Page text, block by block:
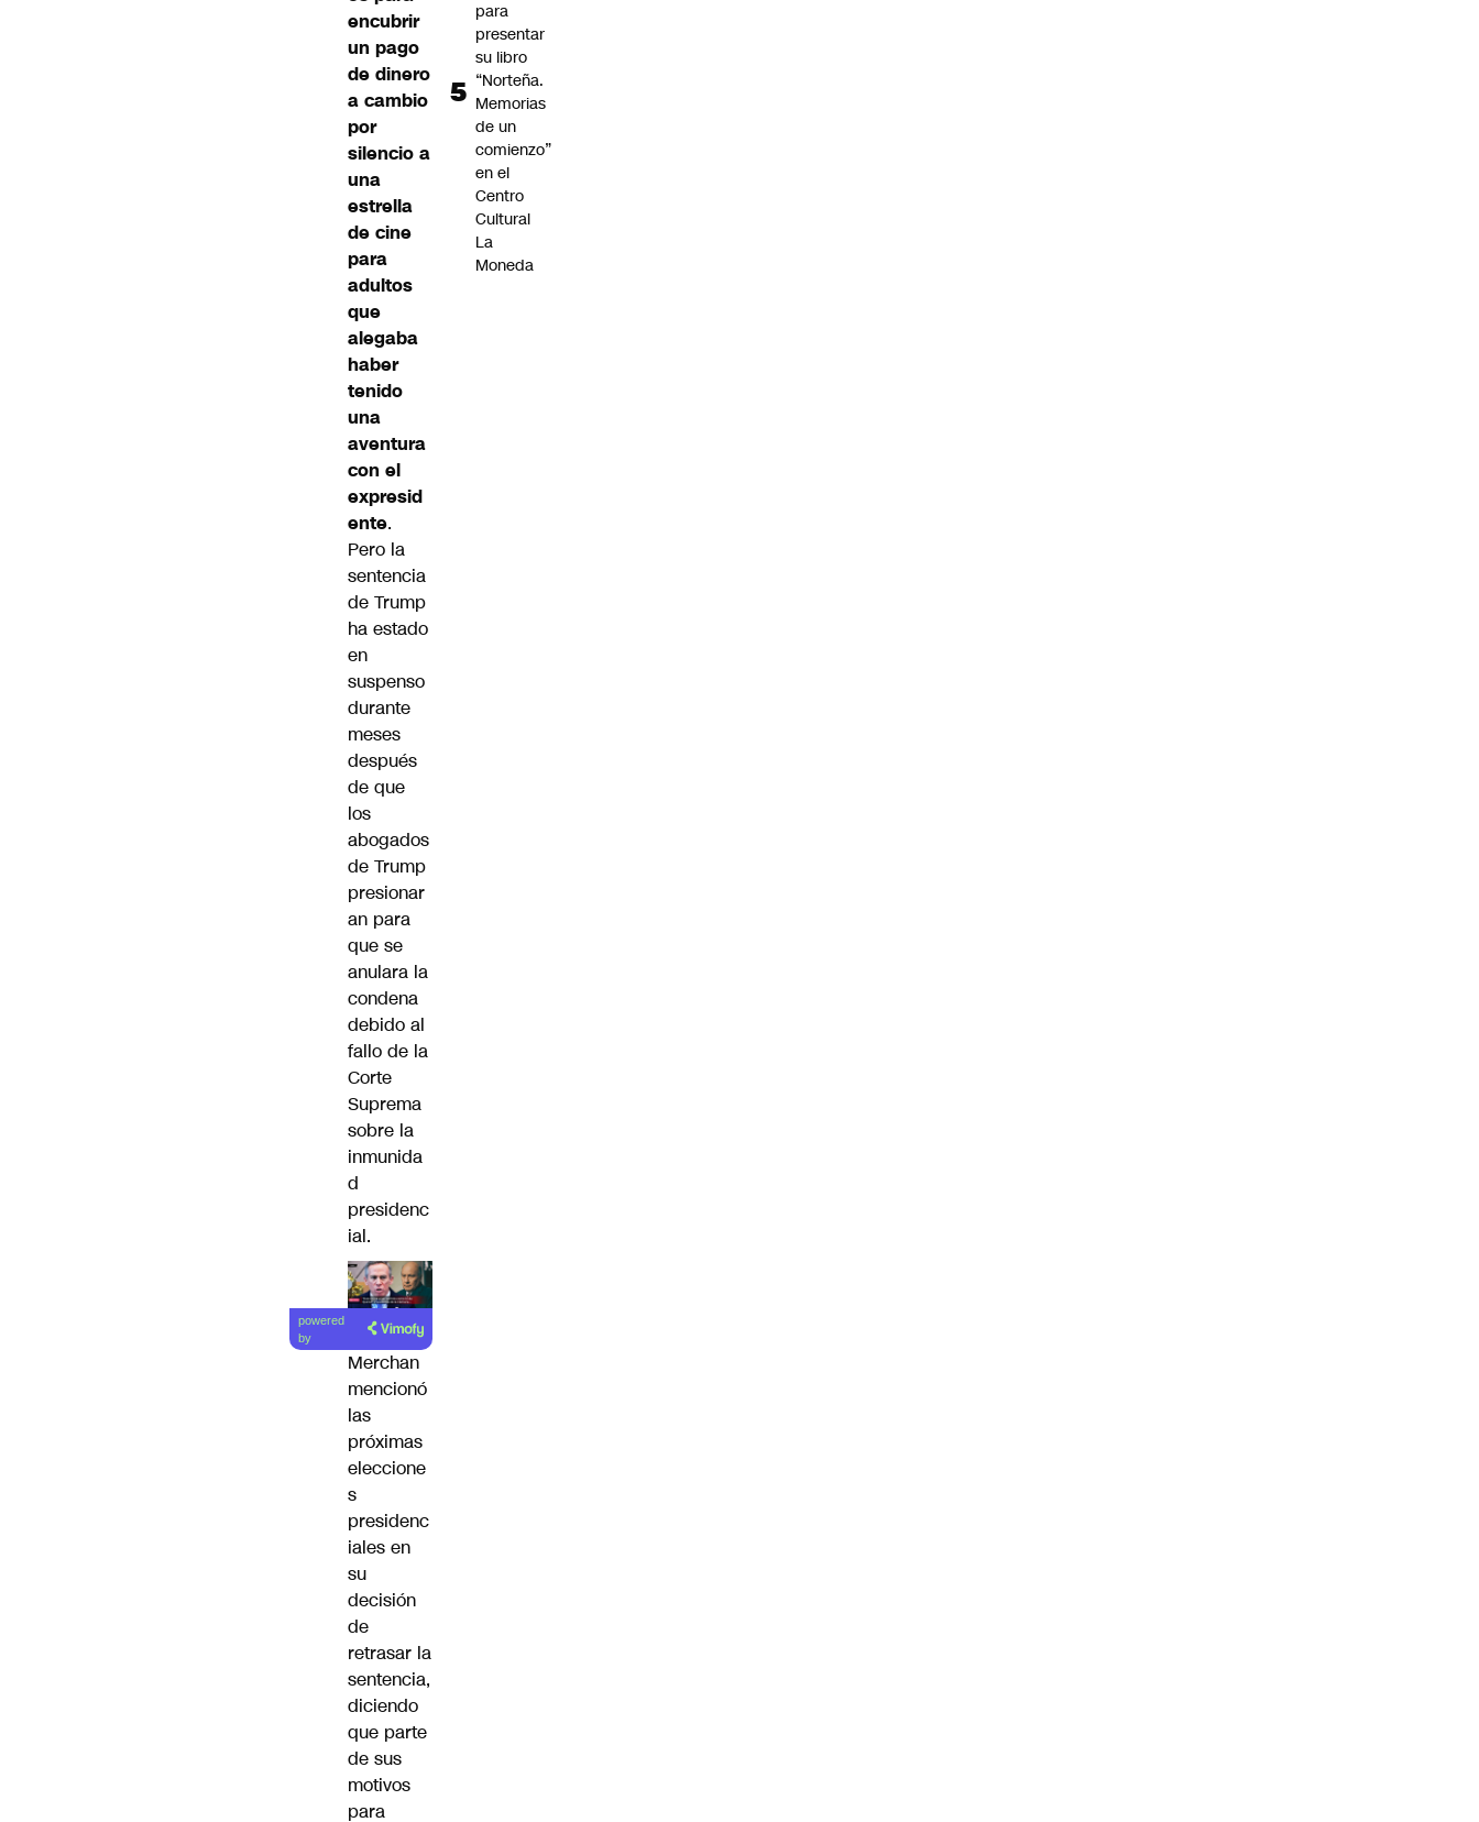
encubrir
un pago
de dinero
a cambio
por
silencio a
una
estrella
de cine
para
adultos
que
alegaba
haber
tenido
una
aventura
con el
expresid
ente.
Pero la
sentencia
de Trump
ha estado
en
suspenso
durante
meses
después
de que
los
abogados
de Trump
presionar
an para
que se
anulara la
condena
debido al
fallo de la
Corte
Suprema
sobre la
inmunida
d
presidenc
ial.
powered
by
Merchan
mencionó
las
próximas
eleccione
s
presidenc
iales en
su
decisión
de
retrasar la
sentencia,
diciendo
que parte
de sus
motivos
para
para
presentar
su libro
“Norteña.
Memorias
de un
comienzo”
en el
Centro
Cultural
La
Moneda